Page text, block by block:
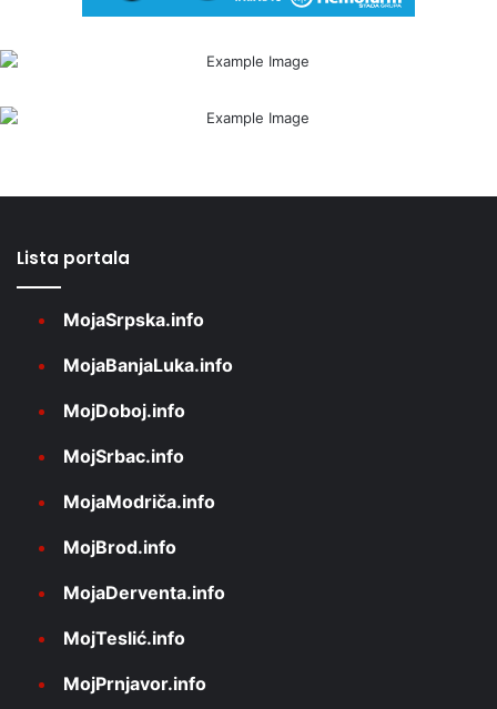
Lista portala
MojaSrpska.info
MojaBanjaLuka.info
MojDoboj.info
MojSrbac.info
MojaModriča.info
MojBrod.info
MojaDerventa.info
MojTeslić.info
MojPrnjavor.info